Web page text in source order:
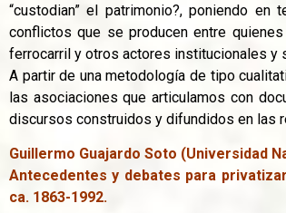
“custodian” el patrimonio?, poniendo
conflictos que se producen entre
ferrocarril y otros actores institucionales y
A partir de una metodología de tipo
las asociaciones que articulamos con
discursos construidos y difundidos en las
Guillermo Guajardo Soto (Universidad
Antecedentes y debates para
ca. 1863-1992.